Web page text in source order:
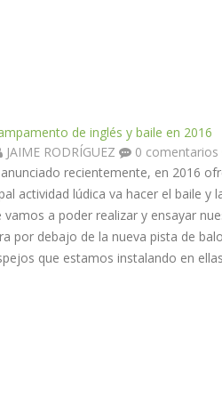
de inglés y baile en 2016
JAIME RODRÍGUEZ 0 comentarios
recientemente, en 2016
actividad lúdica va hacer el baile y
vamos a poder realizar y ensayar
por debajo de la nueva pista de
que estamos instalando en